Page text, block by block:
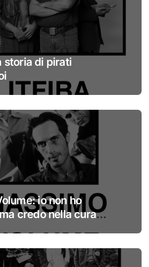
storia di pirati
io non ho
credo nella cura